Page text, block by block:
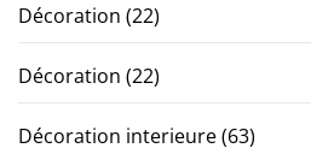
Décoration (22)
Décoration (22)
Décoration interieure(63)